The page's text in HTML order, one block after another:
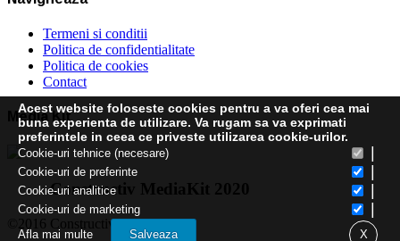
Termeni si conditii
Politica de confidentialitate
Politica de cookies
Contact
Media Kit
Constructiv MediaKit 2020
©2016 Constructiv
Acest website foloseste cookies pentru a va oferi cea mai
buna experienta de utilizare. Va rugam sa va exprimati
preferintele in ceea ce priveste utilizarea cookie-urilor.
Cookie-uri tehnice (necesare)
Cookie-uri de preferinte
Cookie-uri analitice
Cookie-uri de marketing
Afla mai multe Salveaza X